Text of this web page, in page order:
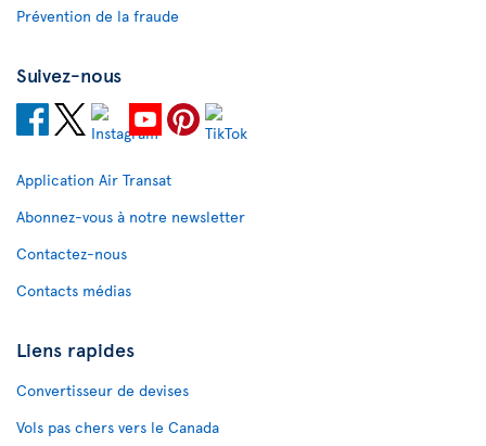
Prévention de la fraude
Suivez-nous
Application Air Transat
Abonnez-vous à notre newsletter
Contactez-nous
Contacts médias
Liens rapides
Convertisseur de devises
Vols pas chers vers le Canada